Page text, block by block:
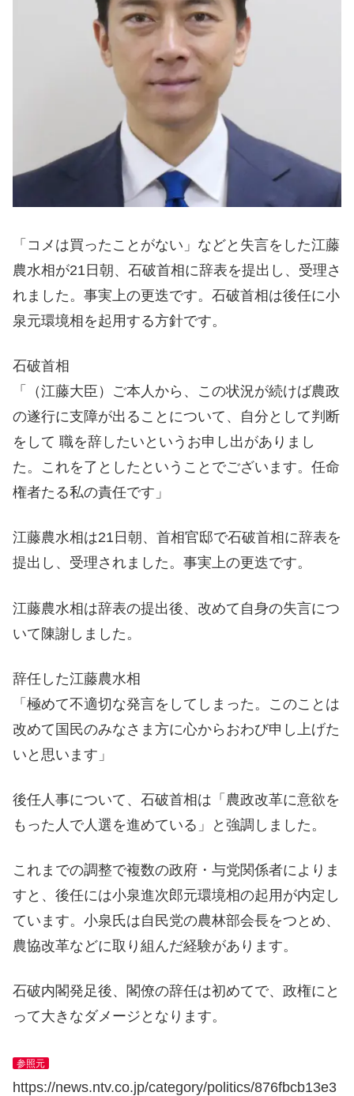
「コメは買ったことがない」などと失言をした江藤
農水相が21日朝、石破首相に辞表を提出し、受理さ
れました。事実上の更迭です。石破首相は後任に小
泉元環境相を起用する方針です。
石破首相
「（江藤大臣）ご本人から、この状況が続けば農政
の遂行に支障が出ることについて、自分として判断
をして 職を辞したいというお申し出がありまし
た。これを了としたということでございます。任命
権者たる私の責任です」
江藤農水相は21日朝、首相官邸で石破首相に辞表を
提出し、受理されました。事実上の更迭です。
江藤農水相は辞表の提出後、改めて自身の失言につ
いて陳謝しました。
辞任した江藤農水相
「極めて不適切な発言をしてしまった。このことは
改めて国民のみなさま方に心からおわび申し上げた
いと思います」
後任人事について、石破首相は「農政改革に意欲を
もった人で人選を進めている」と強調しました。
これまでの調整で複数の政府・与党関係者によりま
すと、後任には小泉進次郎元環境相の起用が内定し
ています。小泉氏は自民党の農林部会長をつとめ、
農協改革などに取り組んだ経験があります。
石破内閣発足後、閣僚の辞任は初めてで、政権にと
って大きなダメージとなります。
参照元
https://news.ntv.co.jp/category/politics/876fbcb13e3